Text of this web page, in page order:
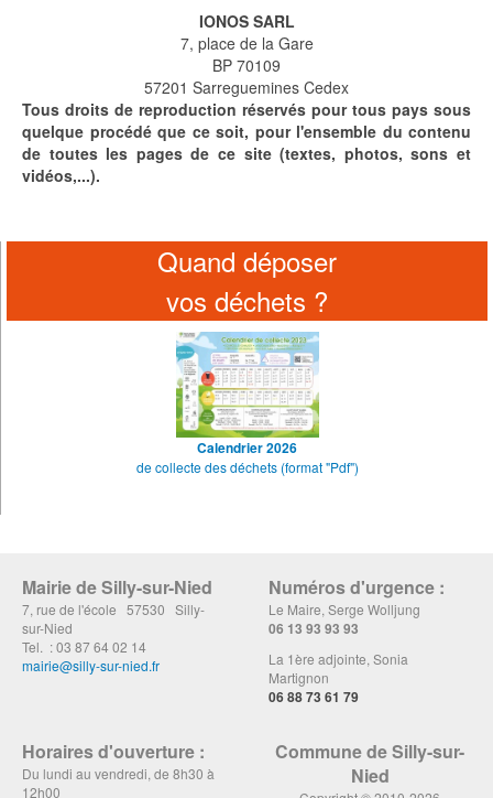
IONOS SARL
7, place de la Gare
BP 70109
57201 Sarreguemines Cedex
Tous droits de reproduction réservés pour tous pays sous
quelque procédé que ce soit, pour l'ensemble du contenu
de toutes les pages de ce site (textes, photos, sons et
vidéos,...).
Quand déposer
vos déchets ?
Calendrier 2026
de collecte des déchets (format "Pdf")
Mairie de Silly-sur-Nied
7, rue de l'école 57530 Silly-
sur-Nied
Tel. : 03 87 64 02 14
mairie@silly-sur-nied.fr
Numéros d'urgence :
Le Maire, Serge Wolljung
06 13 93 93 93
La 1ère adjointe, Sonia
Martignon
06 88 73 61 79
Horaires d'ouverture :
Du lundi au vendredi, de 8h30 à
12h00
Commune de Silly-sur-
Nied